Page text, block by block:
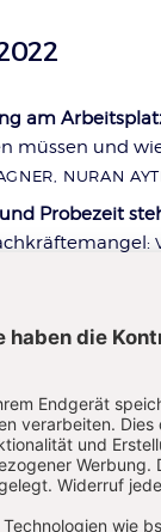
am
müssen und
NURAN
Probezeit
fachlich richtig,
„Ethik in
VON URSULA
2_2022